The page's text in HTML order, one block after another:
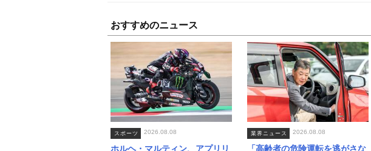
おすすめのニュース
スポーツ 2026.08.08
ホルヘ・マルティン、アプリリ
業界ニュース 2026.08.08
「高齢者の危険運転を逃がさな